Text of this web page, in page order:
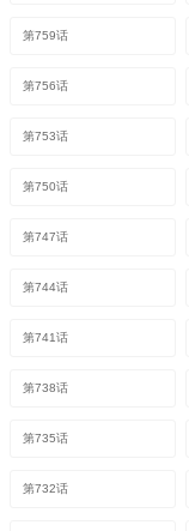
第759话
第756话
第753话
第750话
第747话
第744话
第741话
第738话
第735话
第732话